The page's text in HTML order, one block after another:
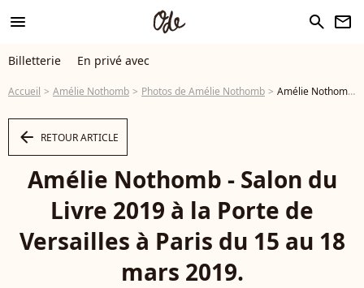
menu search newsletter
Billetterie En privé avec
Accueil Amélie Nothomb Photos de Amélie Nothomb Amélie Nothomb - Salon du Livre 2019 à la Porte de Versailles à Paris du 15 au 18 mars 2019. © Jean-Claude Woestelandt / Bestimage - Photo
arrow_left RETOUR ARTICLE
Amélie Nothomb - Salon du
Livre 2019 à la Porte de
Versailles à Paris du 15 au 18
mars 2019.